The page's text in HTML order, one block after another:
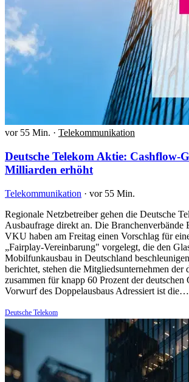
vor 55 Min. · Telekommunikation
Deutsche Telekom Aktie: Cashflow-
Milliarden erhöht
Telekommunikation · vor 55 Min.
Regionale Netzbetreiber gehen die Deutsche
Ausbaufrage direkt an. Die
VKU haben am Freitag einen Vorschlag für
„Fairplay-Vereinbarung" vorgelegt, die den
Mobilfunkausbau in Deutschland
berichtet, stehen die Mitgliedsunternehmen der
zusammen für knapp 60 Prozent der deutschen
Vorwurf des Doppelausbaus Adressiert ist die…
Deutsche Telekom